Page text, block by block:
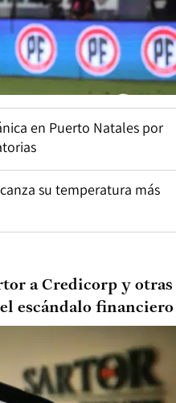
en Puerto Natales por
su temperatura más
a Credicorp y otras
escándalo financiero